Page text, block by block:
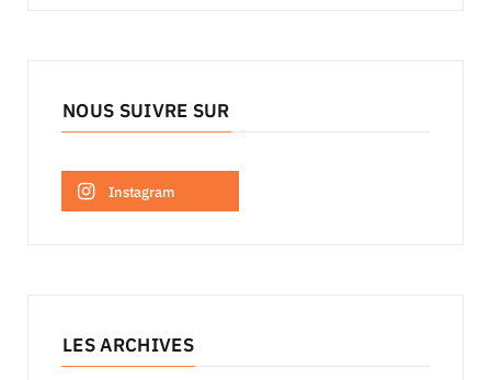
NOUS SUIVRE SUR
Instagram
LES ARCHIVES